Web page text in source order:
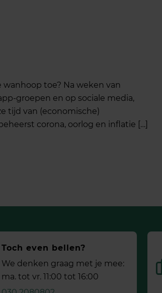
toe? Na weken van
groepen en op sociale media,
tijd van (economische)
corona, oorlog en inflatie […]
Toch even bellen?
We denken graag met je mee:
ma. tot vr. 11:00 tot 16:00